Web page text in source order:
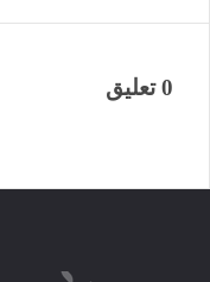
0 تعليق